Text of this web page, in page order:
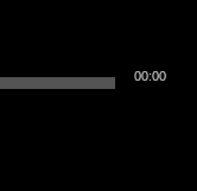
00:00